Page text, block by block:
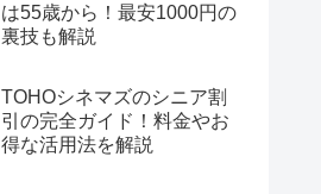
は55歳から！最安1000円の
裏技も解説
TOHOシネマズのシニア割
引の完全ガイド！料金やお
得な活用法を解説